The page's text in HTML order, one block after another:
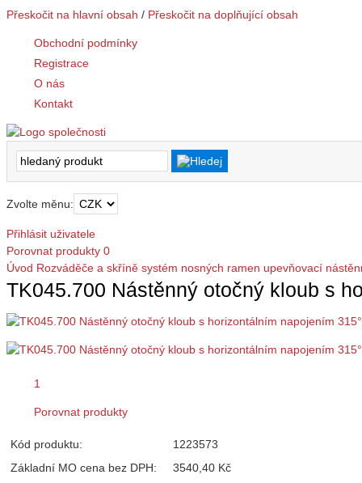
Přeskočit na hlavní obsah / Přeskočit na doplňující obsah
Obchodní podmínky
Registrace
O nás
Kontakt
Zvolte měnu:
Přihlásit uživatele
Porovnat produkty 0
Úvod Rozváděče a skříně systém nosných ramen upevňovací
TK045.700 Nástěnný otočný kloub s
1
Porovnat produkty
Kód produktu:
1223573
Základní MO cena bez DPH:
3540,40 Kč